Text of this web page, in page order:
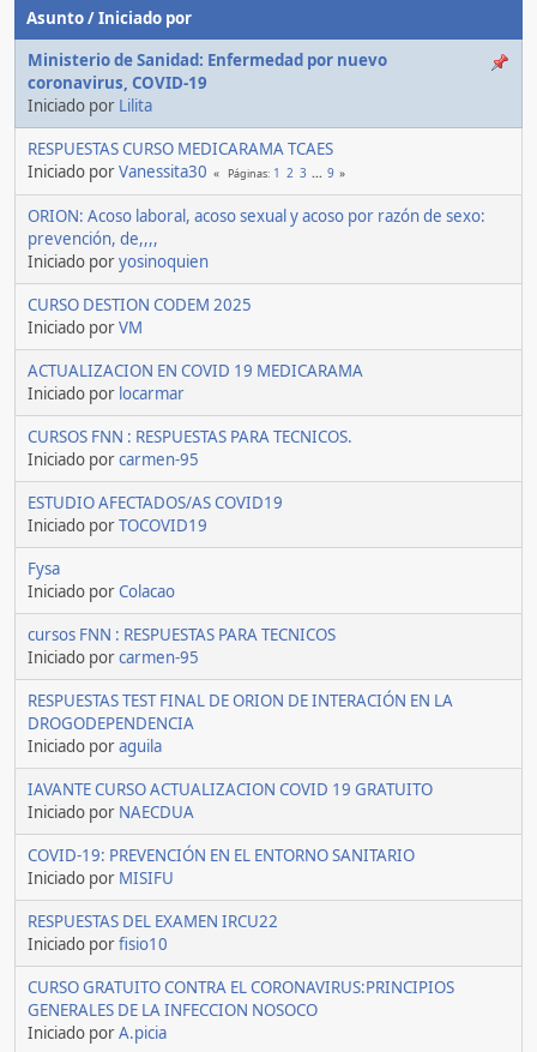
Asunto/Iniciado por
Ministerio de Sanidad: Enfermedad por nuevo
coronavirus, COVID-19
Iniciado por Lilita
RESPUESTAS CURSO MEDICARAMA TCAES
Iniciado porVanessita30 Páginas 1 2 3 ... 9
ORION: Acoso laboral, acoso sexual y acoso por razón de sexo:
prevención, de,,,,
Iniciado poryosinoquien
CURSO DESTION CODEM 2025
Iniciado porVM
ACTUALIZACION EN COVID 19 MEDICARAMA
Iniciado por locarmar
CURSOS FNN : RESPUESTAS PARA TECNICOS.
Iniciado porcarmen-95
ESTUDIO AFECTADOS/AS COVID19
Iniciado porTOCOVID19
Fysa
Iniciado porColacao
cursos FNN : RESPUESTAS PARA TECNICOS
Iniciado porcarmen-95
RESPUESTAS TEST FINAL DE ORION DE INTERACIÓN EN LA
DROGODEPENDENCIA
Iniciado poraguila
IAVANTE CURSO ACTUALIZACION COVID 19 GRATUITO
Iniciado por NAECDUA
COVID-19: PREVENCIÓN EN EL ENTORNO SANITARIO
Iniciado por MISIFU
RESPUESTAS DEL EXAMEN IRCU22
Iniciado porfisio10
CURSO GRATUITO CONTRA EL CORONAVIRUS:PRINCIPIOS
GENERALES DE LA INFECCION NOSOCO
Iniciado porA.picia